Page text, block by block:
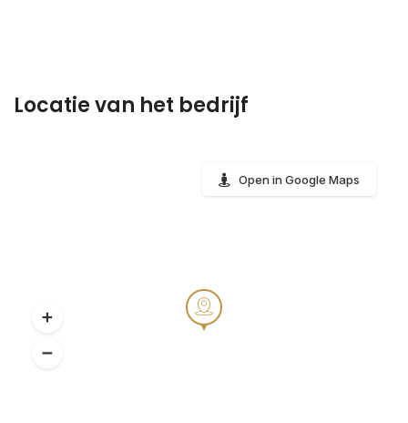
Locatie van het bedrijf
Open in Google Maps